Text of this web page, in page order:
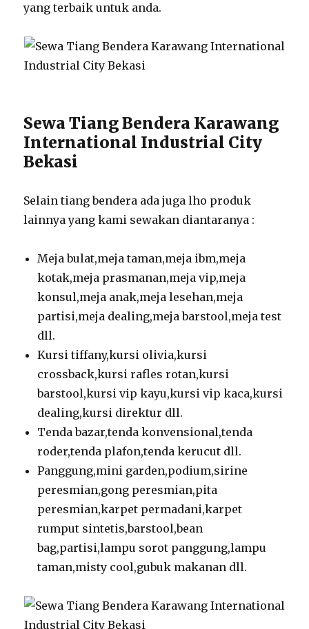
yang terbaik untuk anda.
Sewa Tiang Bendera Karawang
International Industrial City
Bekasi
Selain tiang bendera ada juga lho produk
lainnya yang kami sewakan diantaranya :
Meja bulat,meja taman,meja ibm,meja
kotak,meja prasmanan,meja vip,meja
konsul,meja anak,meja lesehan,meja
partisi,meja dealing,meja barstool,meja test
dll.
Kursi tiffany,kursi olivia,kursi
crossback,kursi rafles rotan,kursi
barstool,kursi vip kayu,kursi vip kaca,kursi
dealing,kursi direktur dll.
Tenda bazar,tenda konvensional,tenda
roder,tenda plafon,tenda kerucut dll.
Panggung,mini garden,podium,sirine
peresmian,gong peresmian,pita
peresmian,karpet permadani,karpet
rumput sintetis,barstool,bean
bag,partisi,lampu sorot panggung,lampu
taman,misty cool,gubuk makanan dll.